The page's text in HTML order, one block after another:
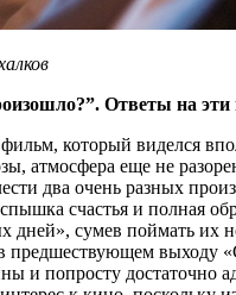
Ответы на
который виделся
атмосфера еще не
два очень разных
счастья и полная
дней», сумев поймать их
предшествующем выходу
и попросту достаточно